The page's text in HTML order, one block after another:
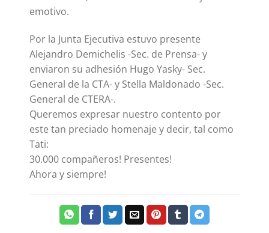
emotivo.
Por la Junta Ejecutiva estuvo presente
Alejandro Demichelis -Sec. de Prensa- y
enviaron su adhesión Hugo Yasky- Sec.
General de la CTA- y Stella Maldonado -Sec.
General de CTERA-.
Queremos expresar nuestro contento por
este tan preciado homenaje y decir, tal como
Tati:
30.000 compañeros! Presentes!
Ahora y siempre!